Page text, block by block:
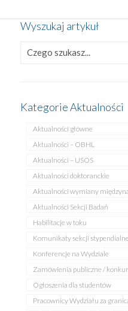
Wyszukaj artykuł
Kategorie Aktualności
Aktualności główne
Aktualności – OBHL
Aktualności – USOS
Aktualności doktoranckie
Aktualności wymiany
Aktualności Sekcji Badań
Habilitacje w toku
Komunikaty sekcji
Konferencje na Wydziale
Zamówienia publiczne /
Ogłoszenia dla studentów
Pracownicy Wydziału za